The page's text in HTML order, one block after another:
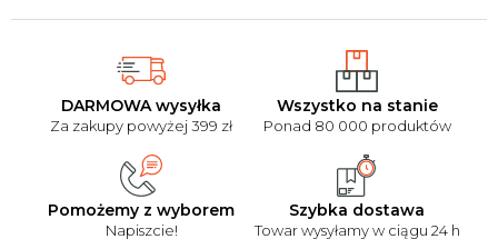
DARMOWA wysyłka
Za zakupy powyżej 399 zł
Wszystko na stanie
Ponad 80 000 produktów
Pomożemy z wyborem
Napiszcie!
Szybka dostawa
Towar wysyłamy w ciągu 24 h